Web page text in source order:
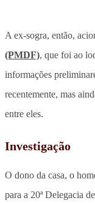
A ex-sogra, então,
(PMDF), que foi ao
informações
recentemente, mas
entre eles.
Investigação
O dono da casa, o
para a 20ª Delegacia